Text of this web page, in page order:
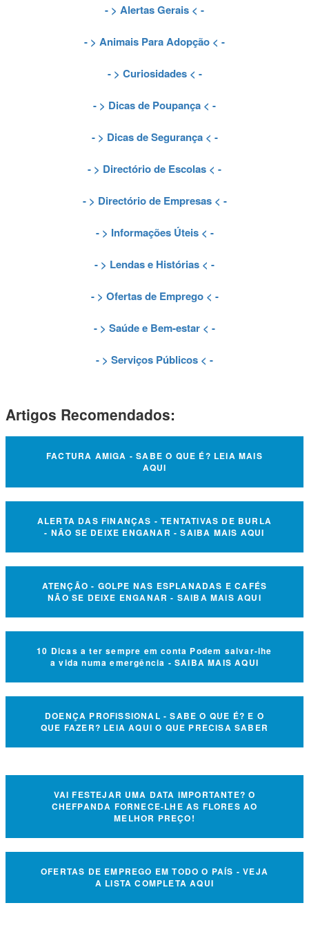
- > Alertas Gerais < -
- > Animais Para Adopção < -
- > Curiosidades< -
- > Dicas de Poupança < -
- > Dicas de Segurança< -
- > Directório de Escolas < -
- > Directório de Empresas< -
- > Informações Úteis< -
- > Lendas e Histórias < -
- > Ofertas de Emprego< -
- > Saúde e Bem-estar < -
- > Serviços Públicos < -
Artigos Recomendados:
FACTURA AMIGA - SABE O QUE É? LEIA MAIS
AQUI
ALERTA DAS FINANÇAS - TENTATIVAS DE BURLA
- NÃO SE DEIXE ENGANAR - SAIBA MAIS AQUI
ATENÇÃO - GOLPE NAS ESPLANADAS E CAFÉS
NÃO SE DEIXE ENGANAR - SAIBA MAIS AQUI
10 Dicas a ter sempre em conta Podem salvar-lhe
a vida numa emergência - SAIBA MAIS AQUI
DOENÇA PROFISSIONAL - SABE O QUE É? E O
QUE FAZER? LEIA AQUI O QUE PRECISA SABER
VAI FESTEJAR UMA DATA IMPORTANTE? O
CHEFPANDA FORNECE-LHE AS FLORES AO
MELHOR PREÇO!
OFERTAS DE EMPREGO EM TODO O PAÍS - VEJA
A LISTA COMPLETA AQUI